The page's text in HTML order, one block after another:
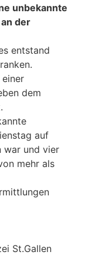
unbekannte
der
entstand
dem
auf
war und vier
mehr als
St.Gallen